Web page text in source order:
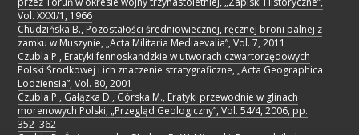
Vol. XXXI/1, 1966
Chudzińska B., Pozostałości średniowiecznej, ręcznej broni palnej z
zamku w Muszynie, „Acta Militaria Mediaevalia”, Vol. 7, 2011
Czubla P., Eratyki fennoskandzkie w utworach czwartorzędowych
Polski Środkowej i ich znaczenie stratygraficzne, „Acta Geographica
Lodziensia”, Vol. 80, 2001
Czubla P., Gałązka D., Górska M., Eratyki przewodnie w glinach
morenowych Polski, „Przegląd Geologiczny”, Vol. 54/4, 2006, pp.
352–362